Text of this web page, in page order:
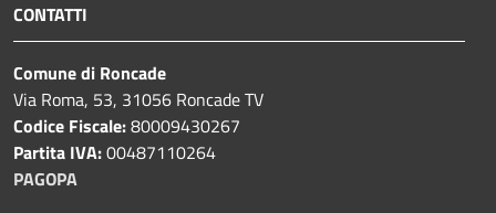
CONTATTI
Comune di Roncade
Via Roma, 53, 31056 Roncade TV
Codice Fiscale:80009430267
Partita IVA:00487110264
PAGOPA